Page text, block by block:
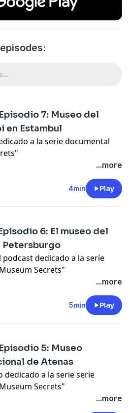
7: Museo del
en Estambul
a la serie documental
...more
4min Play
6: El museo del
Petersburgo
dedicado a la seríe
Secrets"
...more
5min Play
5: Museo
de Atenas
dedicado a la serie serie
Secrets"
...more